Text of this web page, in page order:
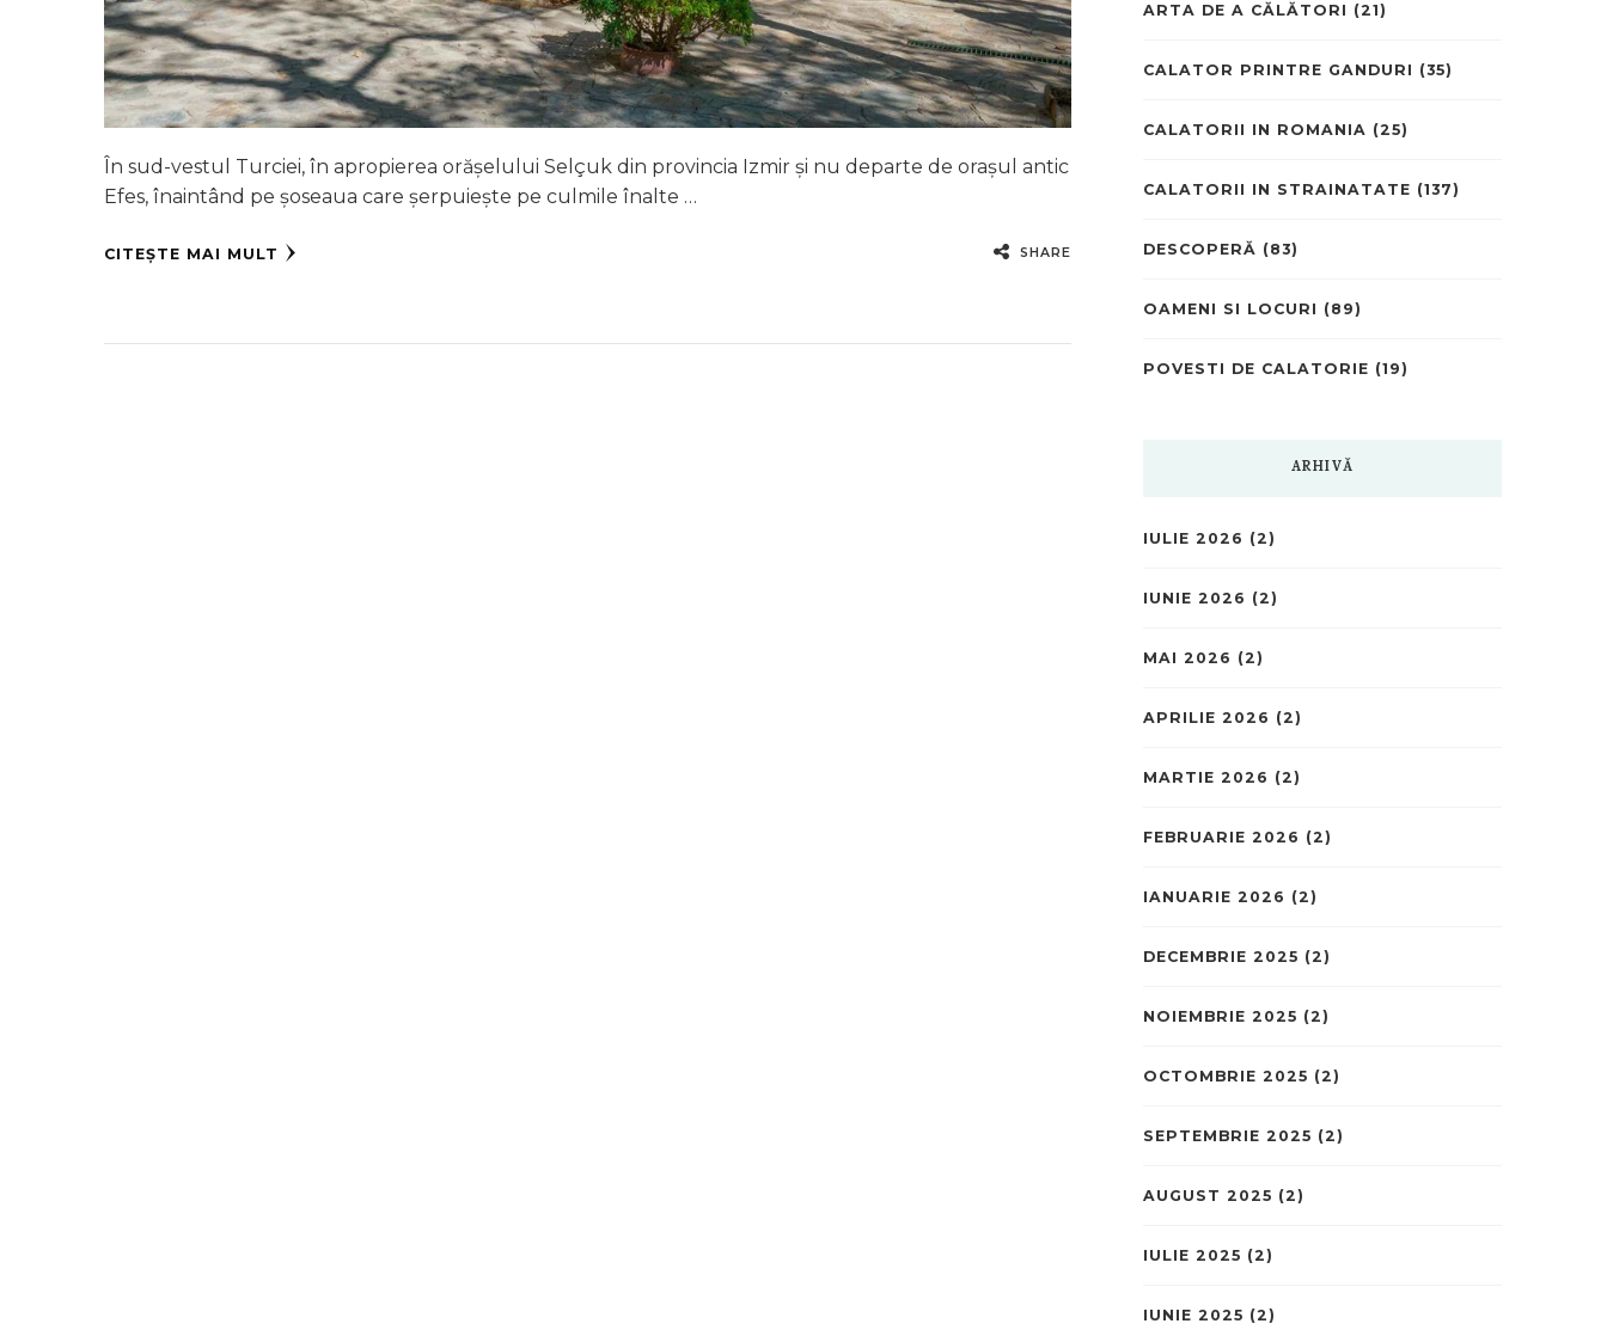
În sud-vestul Turciei, în apropierea orășelului Selçuk din provincia Izmir și nu departe de orașul antic
Efes, înaintând pe șoseaua care șerpuiește pe culmile înalte …
CITEȘTE MAI MULT SHARE
ARTA DE A CĂLĂTORI (21)
CALATOR PRINTRE GANDURI (35)
CALATORII IN ROMANIA (25)
CALATORII IN STRAINATATE (137)
DESCOPERĂ (83)
OAMENI SI LOCURI (89)
POVESTI DE CALATORIE (19)
ARHIVĂ
IULIE 2026 (2)
IUNIE 2026 (2)
MAI 2026 (2)
APRILIE 2026 (2)
MARTIE 2026 (2)
FEBRUARIE 2026 (2)
IANUARIE 2026 (2)
DECEMBRIE 2025 (2)
NOIEMBRIE 2025 (2)
OCTOMBRIE 2025 (2)
SEPTEMBRIE 2025 (2)
AUGUST 2025 (2)
IULIE 2025 (2)
IUNIE 2025 (2)